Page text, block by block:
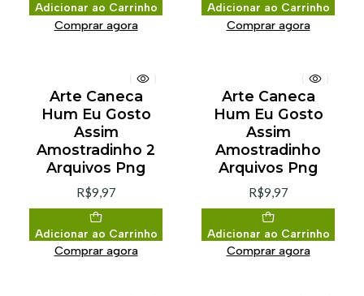
Adicionar ao Carrinho
Comprar agora
Adicionar ao Carrinho
Comprar agora
Arte Caneca
Hum Eu Gosto
Assim
Amostradinho 2
Arquivos Png
R$9,97
Adicionar ao Carrinho
Comprar agora
Arte Caneca
Hum Eu Gosto
Assim
Amostradinho
Arquivos Png
R$9,97
Adicionar ao Carrinho
Comprar agora